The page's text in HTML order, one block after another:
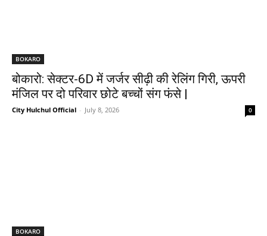
BOKARO
बोकारो: सेक्टर-6D में जर्जर सीढ़ी की रेलिंग गिरी, ऊपरी
मंजिल पर दो परिवार छोटे बच्चों संग फंसे |
City Hulchul Official - July 8, 2026 0
BOKARO